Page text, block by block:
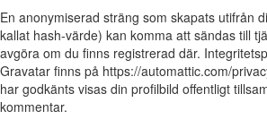
En anonymiserad sträng som skapats utifrån
kallat hash-värde) kan komma att sändas till
avgöra om du finns registrerad där.
Gravatar finns på https://automattic.com/
har godkänts visas din profilbild offentligt
kommentar.